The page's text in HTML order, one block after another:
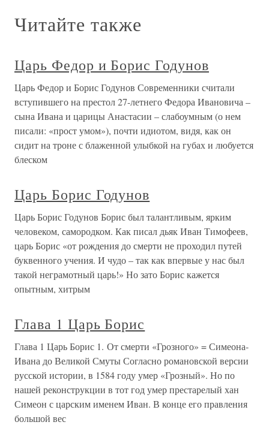
Читайте также
Царь Федор и Борис Годунов
Царь Федор и Борис Годунов Современники считали
вступившего на престол 27-летнего Федора Ивановича –
сына Ивана и царицы Анастасии – слабоумным (о нем
писали: «прост умом»), почти идиотом, видя, как он
сидит на троне с блаженной улыбкой на губах и любуется
блеском
Царь Борис Годунов
Царь Борис Годунов Борис был талантливым, ярким
человеком, самородком. Как писал дьяк Иван Тимофеев,
царь Борис «от рождения до смерти не проходил путей
буквенного учения. И чудо – так как впервые у нас был
такой неграмотный царь!» Но зато Борис кажется
опытным, хитрым
Глава 1 Царь Борис
Глава 1 Царь Борис 1. От смерти «Грозного» = Симеона-
Ивана до Великой Смуты Согласно романовской версии
русской истории, в 1584 году умер «Грозный». Но по
нашей реконструкции в тот год умер престарелый хан
Симеон с царским именем Иван. В конце его правления
большой вес